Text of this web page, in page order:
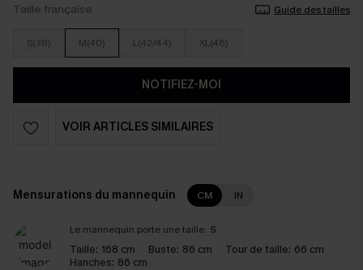
Taille française Guide des tailles
S(38) M(40) L(42/44) XL(46)
NOTIFIEZ-MOI
VOIR ARTICLES SIMILAIRES
Mensurations du mannequin CM IN
Le mannequin porte une taille: S
Taille: 168 cm Buste: 86 cm Tour de taille: 66 cm
Hanches: 86 cm